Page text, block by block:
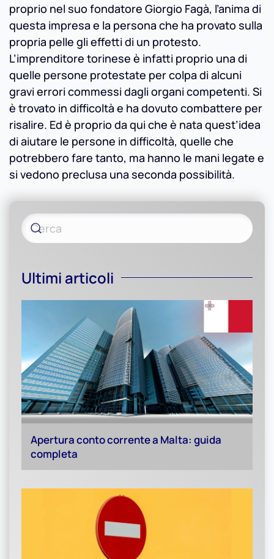
proprio nel suo fondatore Giorgio Fagà, l’anima di
questa impresa e la persona che ha provato sulla
propria pelle gli effetti di un protesto.
L’imprenditore torinese è infatti proprio una di
quelle persone protestate per colpa di alcuni
gravi errori commessi dagli organi competenti. Si
è trovato in difficoltà e ha dovuto combattere per
risalire. Ed è proprio da qui che è nata quest’idea
di aiutare le persone in difficoltà, quelle che
potrebbero fare tanto, ma hanno le mani legate e
si vedono preclusa una seconda possibilità.
Ultimi articoli
Apertura conto corrente a Malta: guida
completa